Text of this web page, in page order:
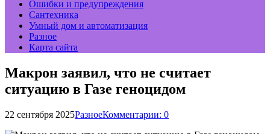
Ошибки и предупреждения
Сантехника
Умный дом и автоматизация
Разное
Карта сайта
Макрон заявил, что не считает
ситуацию в Газе геноцидом
22 сентября 2025РазноеКомментарии: 0